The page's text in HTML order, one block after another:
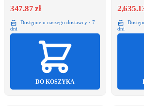
347.87 zł
Dostępne u naszego dostawcy · 7
dni
DO KOSZYKA
dni